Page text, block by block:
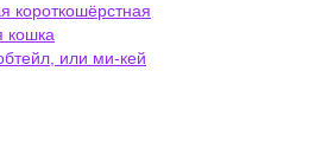
короткошёрстная
кошка
или ми-кей